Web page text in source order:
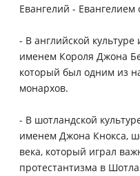
Евангелий - Евангелием
- В английской
именем Короля Джона
который был одним из
монархов.
- В шотландской
именем Джона Кнокса,
века, который играл
протестантизма в